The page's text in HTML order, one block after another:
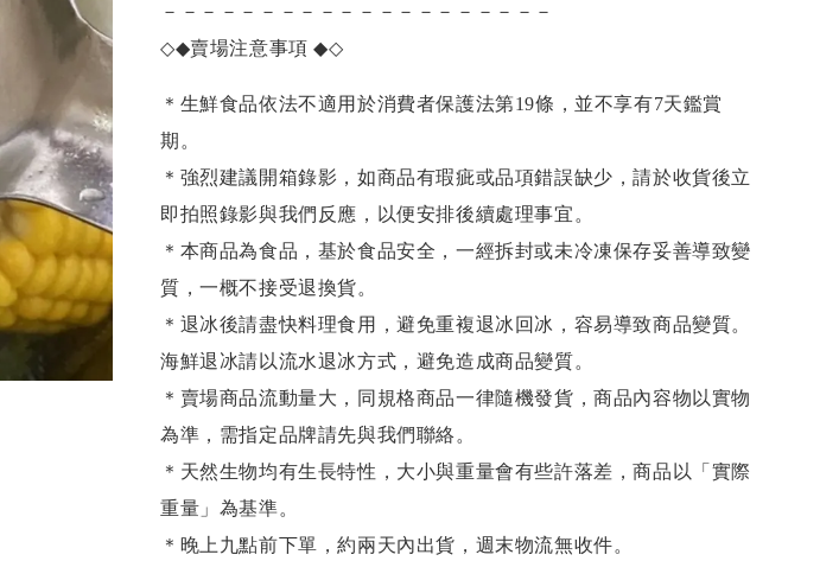
－－－－－－－－－－－－－－－－－－－－
◇◆賣場注意事項◆◇
＊生鮮食品依法不適用於消費者保護法第19條，並不享有7天鑑賞
期。
＊強烈建議開箱錄影，如商品有瑕疵或品項錯誤缺少，請於收貨後立
即拍照錄影與我們反應，以便安排後續處理事宜。
＊本商品為食品，基於食品安全，一經拆封或未冷凍保存妥善導致變
質，一概不接受退換貨。
＊退冰後請盡快料理食用，避免重複退冰回冰，容易導致商品變質。
海鮮退冰請以流水退冰方式，避免造成商品變質。
＊賣場商品流動量大，同規格商品一律隨機發貨，商品內容物以實物
為準，需指定品牌請先與我們聯絡。
＊天然生物均有生長特性，大小與重量會有些許落差，商品以「實際
重量」為基準。
＊晚上九點前下單，約兩天內出貨，週末物流無收件。